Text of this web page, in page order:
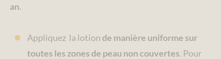
an.
Appliquez la lotionde manière uniforme sur
toutes les zones de peau non couvertes. Pour